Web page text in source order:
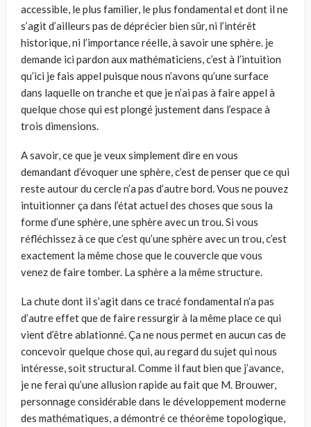
accessible, le plus fami­lier, le plus fondamental et dont il ne
s’agit d’ailleurs pas de déprécier bien sûr, ni l’intérêt
historique, ni l’importance réelle, à savoir une sphère. je
demande ici pardon aux mathématiciens, c’est à l’intuition
qu’ici je fais appel puisque nous n’avons qu’une surface
dans laquelle on tranche et que je n’ai pas à faire appel à
quelque chose qui est plongé justement dans l’espace à
trois dimensions.
A savoir, ce que je veux simplement dire en vous
demandant d’évoquer une sphère, c’est de penser que ce qui
reste autour du cercle n’a pas d’autre bord. Vous ne pouvez
intuitionner ça dans l’état actuel des choses que sous la
forme d’une sphère, une sphère avec un trou. Si vous
réfléchissez à ce que c’est qu’une sphère avec un trou, c’est
exactement la même chose que le couvercle que vous
venez de faire tomber. La sphère a la même structure.
La chute dont il s’agit dans ce tracé fondamental n’a pas
d’autre effet que de faire ressurgir à la même place ce qui
vient d’être ablationné. Ça ne nous permet en aucun cas de
concevoir quelque chose qui, au regard du sujet qui nous
inté­resse, soit structural. Comme il faut bien que j’avance,
je ne ferai qu’une allu­sion rapide au fait que M. Brouwer,
personnage considérable dans le dévelop­pement moderne
des mathématiques, a démontré ce théorème topologique,